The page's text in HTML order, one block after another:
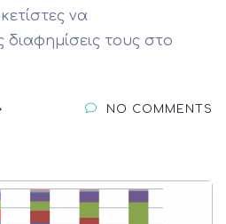
να
διαφημίσεις τους στο
NO COMMENTS